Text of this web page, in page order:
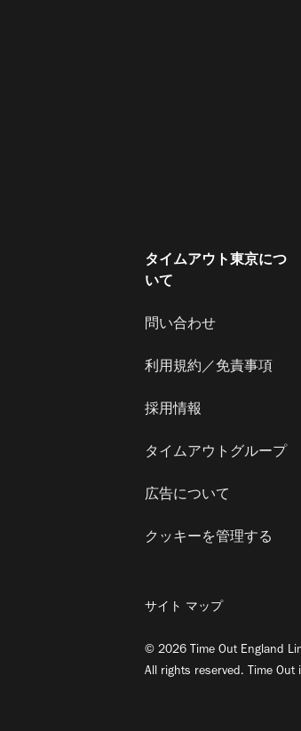
タイムアウト東京につ
いて
問い合わせ
利用規約／免責事項
採用情報
タイムアウトグループ
広告について
クッキーを管理する
サイト マップ
© 2026 Time Out England
All rights reserved. Time Out